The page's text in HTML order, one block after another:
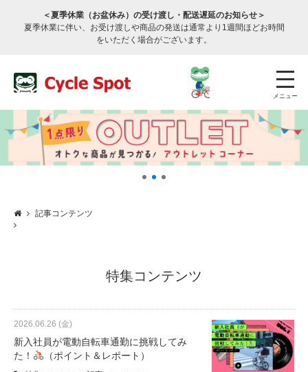
＜夏季休業（お盆休み）の受け渡し・配送遅延のお知らせ＞
夏季休業に伴い、お受け渡しや商品の発送は通常より1週間ほどお時間
をいただく場合がございます。
メニュー
サービスのご案内
サービス全般
修理・メンテナンス工賃
記事コンテンツ
特集コンテンツ
2026.06.26 (金)
新入社員が電動自転車通勤に挑戦してみ
た！
（ポイント＆レポート）